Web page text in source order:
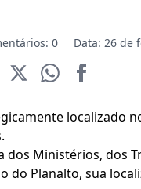
0 Data: 26 de
localizado
dos Ministérios, dos
do Planalto, sua